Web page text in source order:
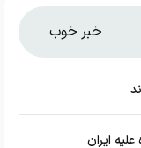
خبر خوب
ایران